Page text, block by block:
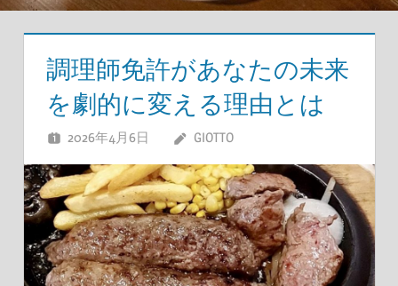
調理師免許があなたの未来
を劇的に変える理由とは
2026年4月6日 GIOTTO